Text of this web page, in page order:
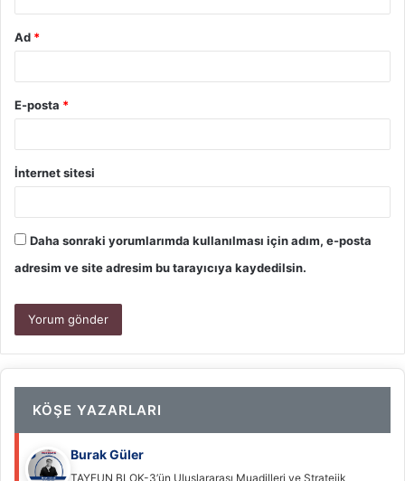
Ad *
E-posta *
İnternet sitesi
Daha sonraki yorumlarımda kullanılması için adım, e-posta
adresim ve site adresim bu tarayıcıya kaydedilsin.
KÖŞE YAZARLARI
Burak Güler
TAYFUN BLOK-3’ün Uluslararası Muadilleri ve Stratejik